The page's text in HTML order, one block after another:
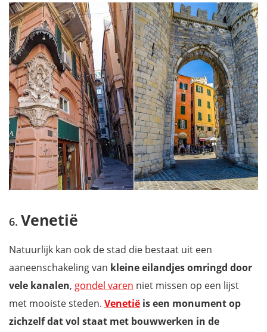
Venetië
Natuurlijk kan ook de stad die bestaat uit een
aaneenschakeling van kleine eilandjes omringd door
vele kanalen, gondel varen niet missen op een lijst
met mooiste steden. Venetië is een monument op
zichzelf dat vol staat met bouwwerken in de